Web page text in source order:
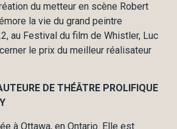
du metteur en scène Robert
la vie du grand peintre
au Festival du film de Whistler, Luc
le prix du meilleur réalisateur
DE THÉÂTRE PROLIFIQUE
à Ottawa, en Ontario. Elle est